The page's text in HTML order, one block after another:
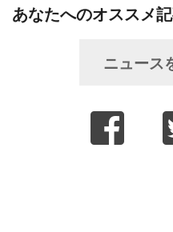
あなたへのオススメ
ニュース